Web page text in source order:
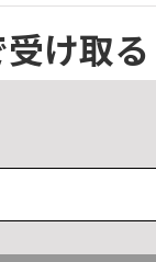
け取る